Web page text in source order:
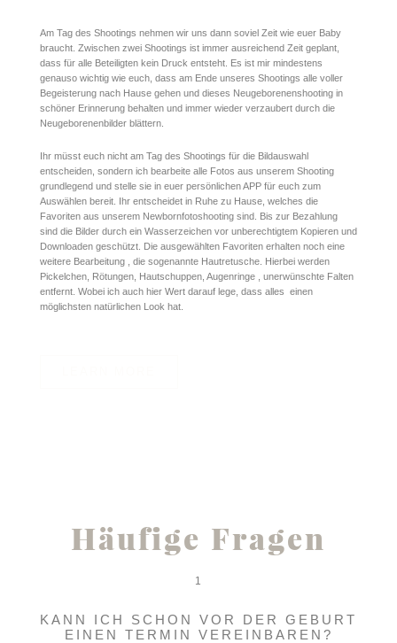
Am Tag des Shootings nehmen wir uns dann soviel Zeit wie euer Baby
braucht. Zwischen zwei Shootings ist immer ausreichend Zeit geplant,
dass für alle Beteiligten kein Druck entsteht. Es ist mir mindestens
genauso wichtig wie euch, dass am Ende unseres Shootings alle voller
Begeisterung nach Hause gehen und dieses Neugeborenenshooting in
schöner Erinnerung behalten und immer wieder verzaubert durch die
Neugeborenenbilder blättern.
Ihr müsst euch nicht am Tag des Shootings für die Bildauswahl
entscheiden, sondern ich bearbeite alle Fotos aus unserem Shooting
grundlegend und stelle sie in euer persönlichen APP für euch zum
Auswählen bereit. Ihr entscheidet in Ruhe zu Hause, welches die
Favoriten aus unserem Newbornfotoshooting sind. Bis zur Bezahlung
sind die Bilder durch ein Wasserzeichen vor unberechtigtem Kopieren und
Downloaden geschützt. Die ausgewählten Favoriten erhalten noch eine
weitere Bearbeitung , die sogenannte Hautretusche. Hierbei werden
Pickelchen, Rötungen, Hautschuppen, Augenringe , unerwünschte Falten
entfernt. Wobei ich auch hier Wert darauf lege, dass alles einen
möglichsten natürlichen Look hat.
Häufige Fragen
1
KANN ICH SCHON VOR DER GEBURT
EINEN TERMIN VEREINBAREN?